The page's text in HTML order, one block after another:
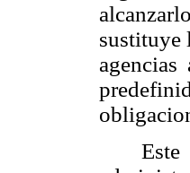
sustituye